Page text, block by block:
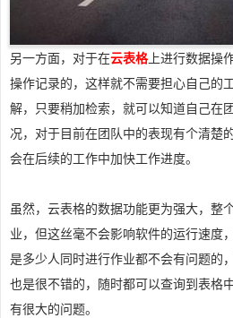
另一方面，对于在云表格上进行数据操
操作记录的，这样就不需要担心自己的
解，只要稍加检索，就可以知道自己在
况，对于目前在团队中的表现有个清楚
会在后续的工作中加快工作进度。
虽然，云表格的数据功能更为强大，整
业，但这丝毫不会影响软件的运行速度
是多少人同时进行作业都不会有问题的
也是很不错的，随时都可以查询到表格
有很大的问题。